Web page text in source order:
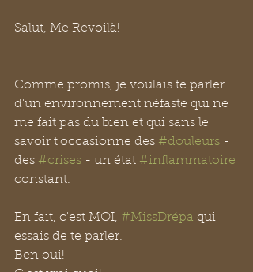
Salut, Me Revoilà!
Comme promis, je voulais te parler
d'un environnement néfaste qui ne
me fait pas du bien et qui sans le
savoir t'occasionne des #douleurs -
des #crises - un état #inflammatoire
constant.
En fait, c'est MOI, #MissDrépa qui
essais de te parler.
Ben oui!